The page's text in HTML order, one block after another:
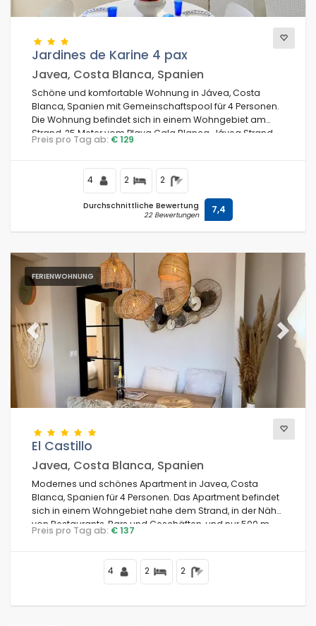
Jardines de Karine 4 pax
Javea, Costa Blanca, Spanien
Schöne und komfortable Wohnung in Jávea, Costa
Blanca, Spanien mit Gemeinschaftspool für 4 Personen.
Die Wohnung befindet sich in einem Wohngebiet am
Strand, 25 Meter vom Playa Cala Blanca, Jávea Strand
und 25 Meter vom Mittelmeer, Jávea entfernt.
Preis pro Tag ab: € 129
4 2 2
Durchschnittliche Bewertung
22 Bewertungen 7,4
FERIENWOHNUNG
Previous Next
El Castillo
Javea, Costa Blanca, Spanien
Modernes und schönes Apartment in Javea, Costa
Blanca, Spanien für 4 Personen. Das Apartment befindet
sich in einem Wohngebiet nahe dem Strand, in der Nähe
von Restaurants, Bars und Geschäften, und nur 500 m
vom Strand El Arenal entfernt.
Preis pro Tag ab: € 137
4 2 2